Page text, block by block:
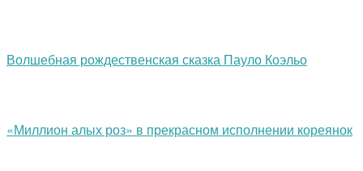
Волшебная рождественская сказка Пауло Коэльо
«Миллион алых роз» в прекрасном исполнении кореянок